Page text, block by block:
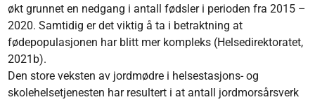
økt grunnet en nedgang i antall fødsler i perioden fra 2015 –
2020. Samtidig er det viktig å ta i betraktning at
fødepopulasjonen har blitt mer kompleks (Helsedirektoratet,
2021b).
Den store veksten av jordmødre i helsestasjons- og
skolehelsetjenesten har resultert i at antall jordmorsårsverk